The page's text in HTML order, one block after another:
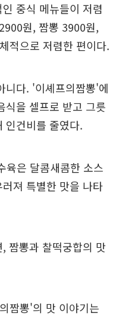
중식 메뉴들이 저렴
원, 짬뽕 3900원,
적으로 저렴한 편이다.
니다. '이셰프의짬뽕'에
식을 셀프로 받고 그릇
인건비를 줄였다.
육은 달콤새콤한 소스
져 특별한 맛을 나타
짬뽕과 찰떡궁합의 맛
짬뽕'의 맛 이야기는